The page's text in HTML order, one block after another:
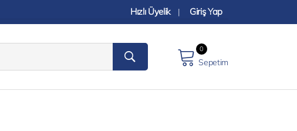
Hızlı Üyelik | Giriş Yap
Sepetim
0